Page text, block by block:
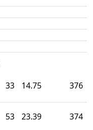
33 14.75 376
53 23.39 374